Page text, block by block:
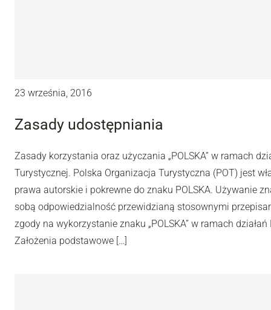
23 września, 2016
Zasady udostępniania
Zasady korzystania oraz użyczania „POLSKA” w ramach
Turystycznej. Polska Organizacja Turystyczna (POT) jest
prawa autorskie i pokrewne do znaku POLSKA. Używanie
sobą odpowiedzialność przewidzianą stosownymi
zgody na wykorzystanie znaku „POLSKA” w ramach
Założenia podstawowe […]